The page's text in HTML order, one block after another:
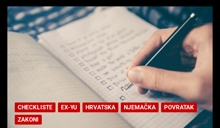
CHECKLISTE EX-YU HRVATSKA NJEMAČKA
POVRATAK
ZAKONI